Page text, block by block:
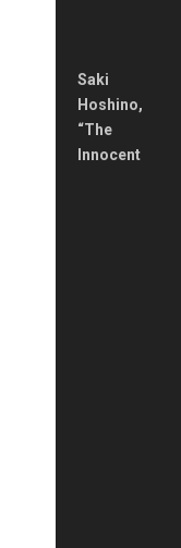
Saki
Hoshino,
“The
Innocent